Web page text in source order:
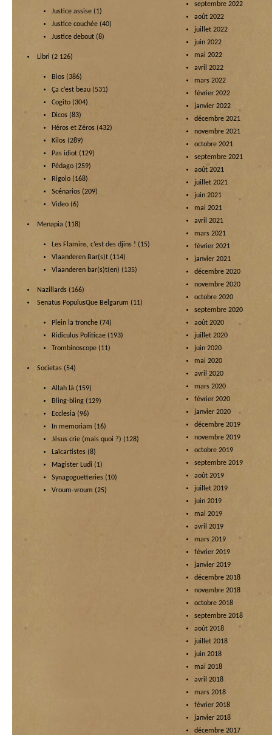
Justice assise (1)
Justice couchée (40)
Justice debout (8)
Libri (2 126)
Bios (386)
Ça c’est beau (531)
Cogito (304)
Dicos (83)
Héros et Zéros (432)
Kilos (289)
Pas idiot (129)
Pédago (259)
Rigolo (168)
Scénarios (209)
Video (6)
Menapia (118)
Les Flamins, c’est des djins ! (15)
Vlaanderen Bar(s)t (114)
Vlaanderen bar(s)t(en) (135)
Nazillards (166)
Senatus PopulusQue Belgarum (11)
Plein la tronche (74)
Ridiculus Politicae (193)
Trombinoscope (11)
Societas (54)
Allah là (159)
Bling-bling (129)
Ecclesia (96)
In memoriam (16)
Jésus crie (mais quoi ?) (128)
Laïcartistes (8)
Magister Ludi (1)
Synagoguetteries (10)
Vroum-vroum (25)
septembre 2022
août 2022
juillet 2022
juin 2022
mai 2022
avril 2022
mars 2022
février 2022
janvier 2022
décembre 2021
novembre 2021
octobre 2021
septembre 2021
août 2021
juillet 2021
juin 2021
mai 2021
avril 2021
mars 2021
février 2021
janvier 2021
décembre 2020
novembre 2020
octobre 2020
septembre 2020
août 2020
juillet 2020
juin 2020
mai 2020
avril 2020
mars 2020
février 2020
janvier 2020
décembre 2019
novembre 2019
octobre 2019
septembre 2019
août 2019
juillet 2019
juin 2019
mai 2019
avril 2019
mars 2019
février 2019
janvier 2019
décembre 2018
novembre 2018
octobre 2018
septembre 2018
août 2018
juillet 2018
juin 2018
mai 2018
avril 2018
mars 2018
février 2018
janvier 2018
décembre 2017